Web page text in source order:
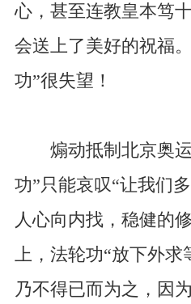
心，甚至连教皇本笃
会送上了美好的祝福
功”很失望！
煽动抵制北京奥运
功”只能哀叹“让我们
人心向内找，稳健的
上，法轮功“放下外
乃不得已而为之，因